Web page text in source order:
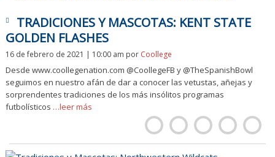
TRADICIONES Y MASCOTAS: KENT STATE
GOLDEN FLASHES
16 de febrero de 2021 | 10:00 am por Coollege
Desde www.coollegenation.com @CoollegeFB y @TheSpanishBowl
seguimos en nuestro afán de dar a conocer las vetustas, añejas y
sorprendentes tradiciones de los más insólitos programas
futbolísticos …leer más